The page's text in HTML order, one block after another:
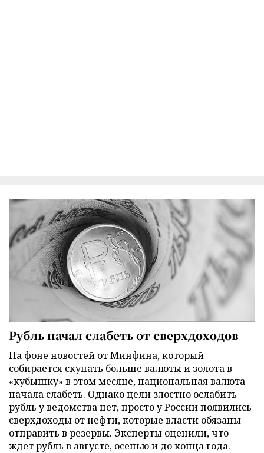
Рубль начал слабеть от сверхдоходов
На фоне новостей от Минфина, который
собирается скупать больше валюты и золота в
«кубышку» в этом месяце, национальная валюта
начала слабеть. Однако цели злостно ослабить
рубль у ведомства нет, просто у России появились
сверхдоходы от нефти, которые власти обязаны
отправить в резервы. Эксперты оценили, что
ждет рубль в августе, осенью и до конца года.